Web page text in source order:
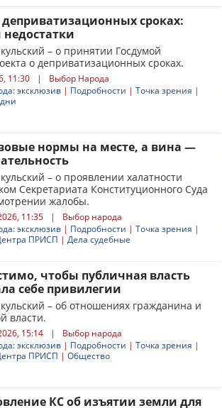
сроках:
– о принятии Госдумой
о деприватизационных сроках.
11:30 |
Выбор Народа
эксклюзив | Подробности | Точка зрения |
нормы на месте, а вина —
– о проявлении халатности
Секретариата Конституционного Суда
жалобы.
11:35 |
Выбор народа
эксклюзив | Подробности | Точка зрения |
ПРИСП | Дела судебные
чтобы публичная власть
себе привилегии
– об отношениях гражданина и
власти.
15:14 |
Выбор народа
эксклюзив | Подробности | Точка зрения |
ПРИСП | Общество
КС об изъятии земли для